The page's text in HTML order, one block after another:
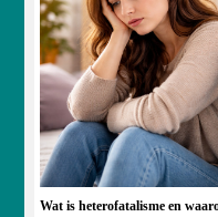
Wat is heterofatalisme en